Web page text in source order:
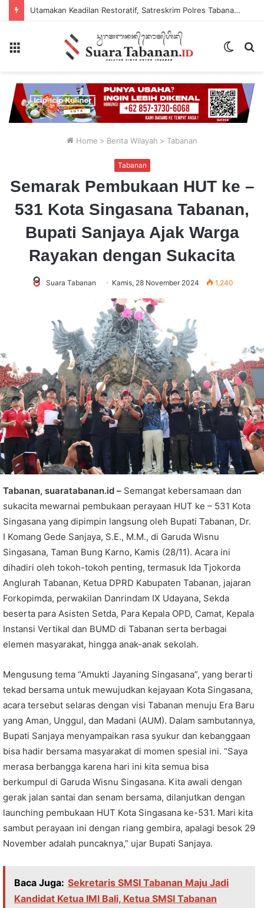
Utamakan Keadilan Restoratif, Satreskrim Polres Tabanan Gelar Perkara Kasus Penganiayaan Anak
Switch
Home > Berita Wilayah > Tabanan
Tabanan
Semarak Pembukaan HUT ke –
531 Kota Singasana Tabanan,
Bupati Sanjaya Ajak Warga
Rayakan dengan Sukacita
Suara Tabanan Kamis, 28 November 2024 1,240
Tabanan, suaratabanan.id – Semangat kebersamaan dan
sukacita mewarnai pembukaan perayaan HUT ke – 531 Kota
Singasana yang dipimpin langsung oleh Bupati Tabanan, Dr.
I Komang Gede Sanjaya, S.E., M.M., di Garuda Wisnu
Singasana, Taman Bung Karno, Kamis (28/11). Acara ini
dihadiri oleh tokoh-tokoh penting, termasuk Ida Tjokorda
Anglurah Tabanan, Ketua DPRD Kabupaten Tabanan, jajaran
Forkopimda, perwakilan Danrindam IX Udayana, Sekda
beserta para Asisten Setda, Para Kepala OPD, Camat, Kepala
Instansi Vertikal dan BUMD di Tabanan serta berbagai
elemen masyarakat, hingga anak-anak sekolah.
Mengusung tema “Amukti Jayaning Singasana”, yang berarti
tekad bersama untuk mewujudkan kejayaan Kota Singasana,
acara tersebut selaras dengan visi Tabanan menuju Era Baru
yang Aman, Unggul, dan Madani (AUM). Dalam sambutannya,
Bupati Sanjaya menyampaikan rasa syukur dan kebanggaan
bisa hadir bersama masyarakat di momen spesial ini. “Saya
merasa berbangga karena hari ini kita semua bisa
berkumpul di Garuda Wisnu Singasana. Kita awali dengan
gerak jalan santai dan senam bersama, dilanjutkan dengan
launching pembukaan HUT Kota Singasana ke-531. Mari kita
sambut perayaan ini dengan riang gembira, apalagi besok 29
November adalah puncaknya,” ujar Bupati Sanjaya.
Baca Juga: Sekretaris SMSI Tabanan Maju Jadi
Kandidat Ketua IMI Bali, Ketua SMSI Tabanan